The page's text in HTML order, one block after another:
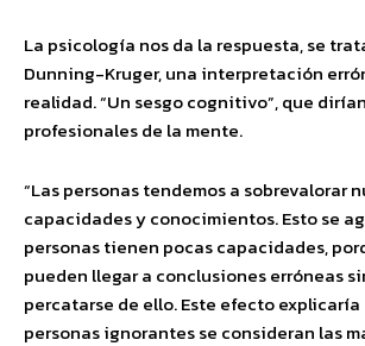
La psicología nos da la respuesta, se
Dunning-Kruger, una interpretación
realidad. “Un sesgo cognitivo”, que
profesionales de la mente.
“Las personas tendemos a sobrevalorar
capacidades y conocimientos. Esto se
personas tienen pocas capacidades,
pueden llegar a conclusiones erróneas
percatarse de ello. Este efecto
personas ignorantes se consideran las